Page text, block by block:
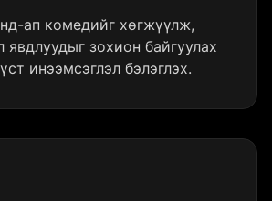
ап комедийг хөгжүүлж,
явдлуудыг зохион байгуулах
инээмсэглэл бэлэглэх.